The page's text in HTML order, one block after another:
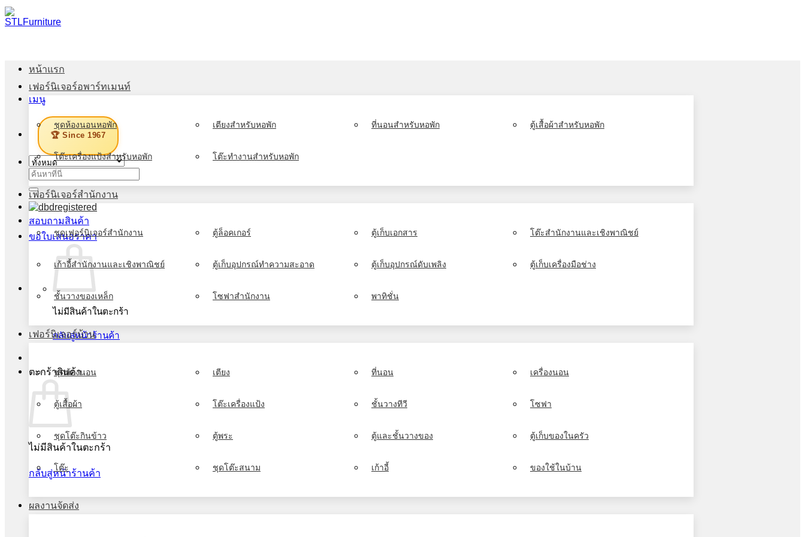
ข้าม
ไป
เมนู
🏆 Since 1967
ค้นหา:
สอบถามสินค้า
ขอใบเสนอราคา
ไม่มีสินค้าในตะกร้า
กลับสู่หน้าร้านค้า
ตะกร้าสินค้า
ไม่มีสินค้าในตะกร้า
กลับสู่หน้าร้านค้า
หน้าแรก
เฟอร์นิเจอร์อพาร์ทเมนท์
ชุดห้องนอนหอพัก เตียงสำหรับหอพัก ที่นอนสำหรับหอพัก ตู้เสื้อผ้าสำหรับหอพัก
โต๊ะเครื่องแป้งสำหรับหอพัก โต๊ะทำงานสำหรับหอพัก
เฟอร์นิเจอร์สำนักงาน
ชุดเฟอร์นิเจอร์สำนักงาน ตู้ล็อคเกอร์ ตู้เก็บเอกสาร โต๊ะสำนักงานและเชิงพาณิชย์
เก้าอี้สำนักงานและเชิงพาณิชย์ ตู้เก็บอุปกรณ์ทำความสะอาด ตู้เก็บอุปกรณ์ดับเพลิง ตู้เก็บเครื่องมือช่าง
ชั้นวางของเหล็ก โซฟาสำนักงาน พาทิชั่น
เฟอร์นิเจอร์บ้าน
ชุดห้องนอน เตียง ที่นอน เครื่องนอน
ตู้เสื้อผ้า โต๊ะเครื่องแป้ง ชั้นวางทีวี โซฟา
ชุดโต๊ะกินข้าว ตู้พระ ตู้และชั้นวางของ ตู้เก็บของในครัว
โต๊ะ ชุดโต๊ะสนาม เก้าอี้ ของใช้ในบ้าน
ผลงานจัดส่ง